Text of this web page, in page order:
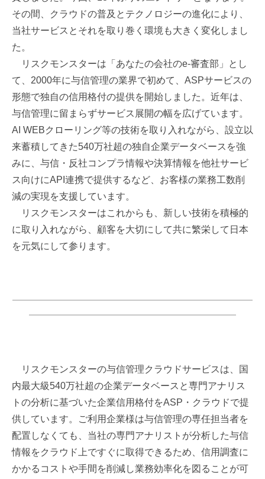
その間、クラウドの普及とテクノロジーの進化により、
当社サービスとそれを取り巻く環境も大きく変化しまし
た。
リスクモンスターは「あなたの会社のe-審査部」とし
て、2000年に与信管理の業界で初めて、ASPサービスの
形態で独自の信用格付の提供を開始しました。近年は、
与信管理に留まらずサービス展開の幅を広げています。
AI WEBクローリング等の技術を取り入れながら、設立以
来蓄積してきた540万社超の独自企業データベースを強
みに、与信・反社コンプラ情報や決算情報を他社サービ
ス向けにAPI連携で提供するなど、お客様の業務工数削
減の実現を支援しています。
リスクモンスターはこれからも、新しい技術を積極的
に取り入れながら、顧客を大切にして共に繁栄して日本
を元気にして参ります。
─────────────────────────────
─────────────────────────
リスクモンスターの与信管理クラウドサービスは、国
内最大級540万社超の企業データベースと専門アナリス
トの分析に基づいた企業信用格付をASP・クラウドで提
供しています。ご利用企業様は与信管理の専任担当者を
配置しなくても、当社の専門アナリストが分析した与信
情報をクラウド上ですぐに取得できるため、信用調査に
かかるコストや手間を削減し業務効率化を図ることが可